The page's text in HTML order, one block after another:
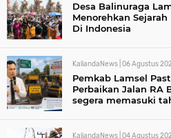
Desa Balinuraga
Menorehkan
Di Indonesia
KaliandaNews | 06 Agustus
Pemkab Lamsel
Perbaikan Jalan RA
segera memasuki
KaliandaNews | 04 Agustus